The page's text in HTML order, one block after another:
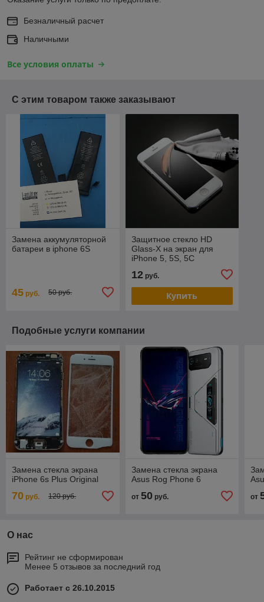
Безналичный расчет
Наличными
Все условия оплаты
С этим товаром также заказывают
Замена аккумуляторной
батареи в iphone 6S
45 руб. 50 руб.
Защитное стекло HD
Glass-X на экран для
iPhone 5, 5S, 5C
12руб.
Купить
Подобные услуги компании
Замена стекла экрана
iPhone 6s Plus Original
70 руб. 120 руб.
Замена стекла экрана
Asus Rog Phone 6
от 50руб. от
О нас
Рейтинг не сформирован
Менее 5 отзывов за последний год
Работает с 26.10.2015